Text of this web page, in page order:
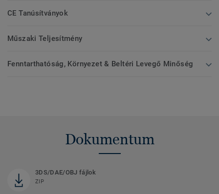
CE Tanúsítványok
Műszaki Teljesítmény
Fenntarthatóság, Környezet & Beltéri Levegő Minőség
Dokumentum
3DS/DAE/OBJ fájlok
ZIP